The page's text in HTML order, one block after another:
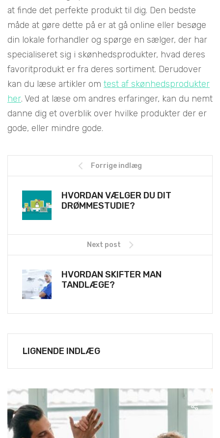
at finde det perfekte produkt til dig. Den bedste
måde at gøre dette på er at gå online eller besøge
din lokale forhandler og spørge en sælger, der har
specialiseret sig i skønhedsprodukter, hvad deres
favoritprodukt er fra deres sortiment. Derudover
kan du læse artikler om test af skønhedsprodukter
her. Ved at læse om andres erfaringer, kan du nemt
danne dig et overblik over hvilke produkter der er
gode, eller mindre gode.
Forrige indlæg
HVORDAN VÆLGER DU DIT
DRØMMESTUDIE?
Next post
HVORDAN SKIFTER MAN
TANDLÆGE?
LIGNENDE INDLÆG